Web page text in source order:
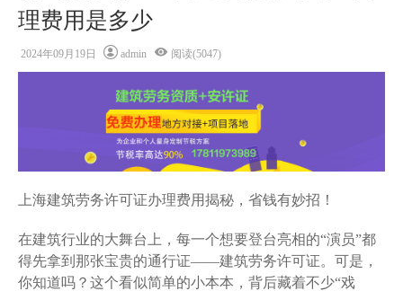
理费用是多少
2024年09月19日 admin 阅读(5047)
上海建筑劳务许可证办理费用揭秘，省钱有妙招！
在建筑行业的大舞台上，每一个想要登台亮相的“演员”都
得先拿到那张宝贵的通行证——建筑劳务许可证。可是，
你知道吗？这个看似简单的小本本，背后藏着不少“戏